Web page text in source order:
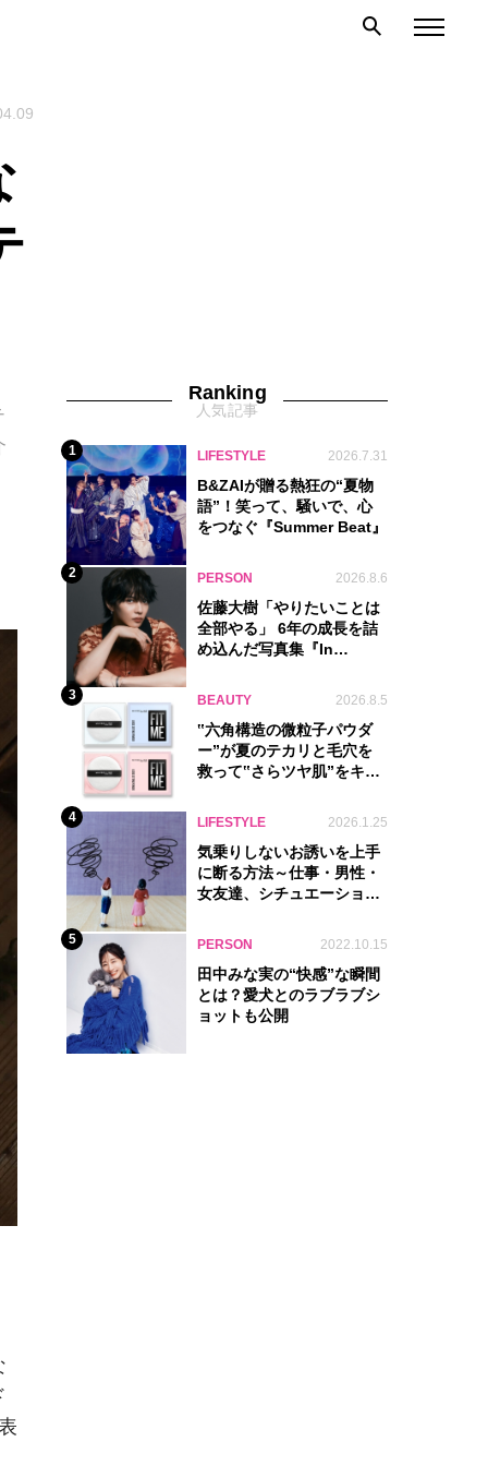
Ranking
人気記事
1 LIFESTYLE 2026.7.31
B&ZAIが贈る熱狂の“夏物
語”！笑って、騒いで、心
をつなぐ『Summer Beat』
2 PERSON 2026.8.6
佐藤大樹「やりたいことは
全部やる」 6年の成長を詰
め込んだ写真集『In
3 BEAUTY 2026.8.5
‟六角構造の微粒子パウダ
ー”が夏のテカリと毛穴を
救って‟さらツヤ肌”をキー
4 LIFESTYLE 2026.1.25
気乗りしないお誘いを上手
に断る方法～仕事・男性・
女友達、シチュエーション
5 PERSON 2022.10.15
田中みな実の“快感”な瞬間
とは？愛犬とのラブラブシ
ョットも公開